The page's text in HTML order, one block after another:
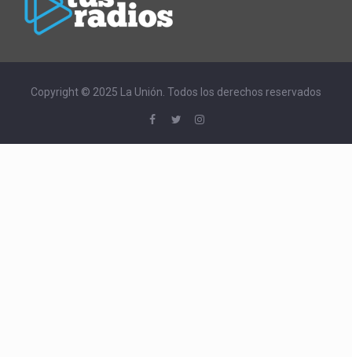
Copyright © 2025 La Unión. Todos los derechos reservados